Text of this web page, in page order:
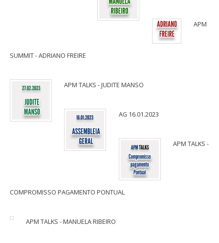
APM
SUMMIT - ADRIANO FREIRE
APM TALKS - JUDITE MANSO
AG 16.01.2023
APM TALKS -
COMPROMISSO PAGAMENTO PONTUAL
APM TALKS - MANUELA RIBEIRO